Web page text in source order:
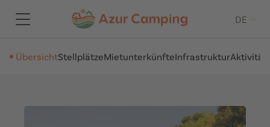
DE
ÜbersichtStellplätzeMietunterkünfteInfrastruktur